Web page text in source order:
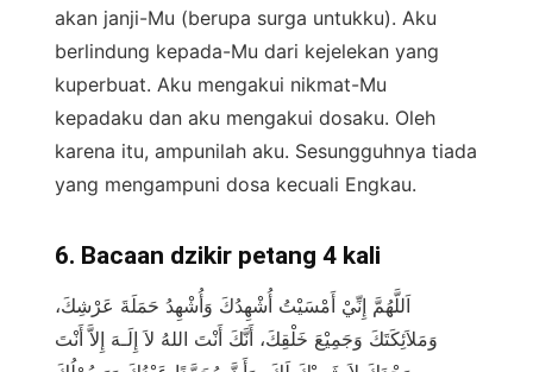
akan janji-Mu (berupa surga untukku). Aku
berlindung kepada-Mu dari kejelekan yang
kuperbuat. Aku mengakui nikmat-Mu
kepadaku dan aku mengakui dosaku. Oleh
karena itu, ampunilah aku. Sesungguhnya tiada
yang mengampuni dosa kecuali Engkau.
6. Bacaan dzikir petang 4 kali
اَللَّهُمَّ إِنِّيْ أَمْسَيْتُ أُشْهِدُكَ وَأُشْهِدُ حَمَلَةَ عَرْشِكَ،
وَمَلاَئِكَتَكَ وَجَمِيْعَ خَلْقِكَ، أَنَّكَ أَنْتَ اللهُ لاَ إِلَـهَ إِلاَّ أَنْتَ